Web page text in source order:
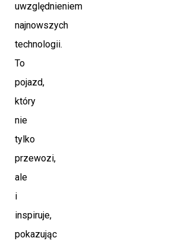
uwzględnieniem
najnowszych
technologii.
To
pojazd,
który
nie
tylko
przewozi,
ale
i
inspiruje,
pokazując